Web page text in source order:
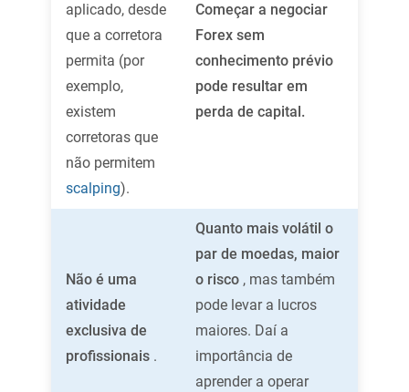
aplicado, desde
que a corretora
permita (por
exemplo,
existem
corretoras que
não permitem
scalping).
Começar a negociar
Forex sem
conhecimento prévio
pode resultar em
perda de capital.
Não é uma
atividade
exclusiva de
profissionais .
Quanto mais volátil o
par de moedas, maior
o risco , mas também
pode levar a lucros
maiores. Daí a
importância de
aprender a operar